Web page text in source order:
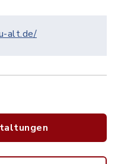
alt.de/